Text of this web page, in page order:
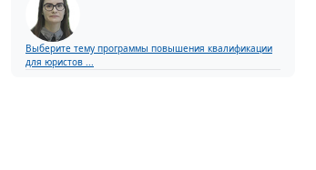
Выберите тему программы повышения квалификации
для юристов ...